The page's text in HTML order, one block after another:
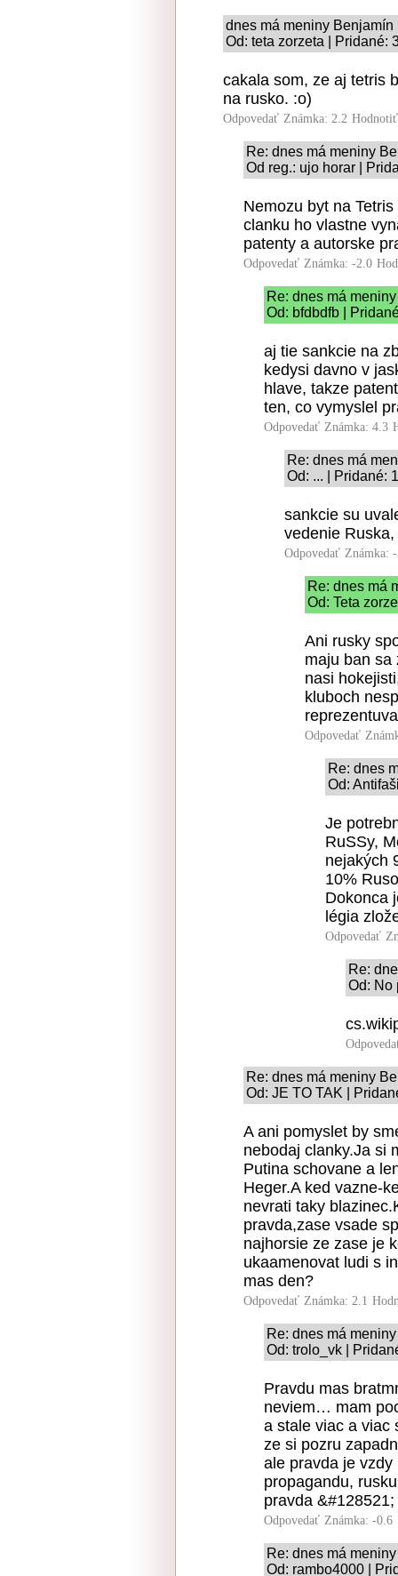
dnes má meniny Benjamín
Od: teta zorzeta | Pridané:
cakala som, ze aj tetris
na rusko. :o)
Odpovedať Známka: 2.2
Re: dnes má meniny
Od reg.: ujo horar |
Nemozu byt na
clanku ho vlastne
patenty a autorske
Odpovedať Známka: -2.0
Re: dnes má
Od: bfdbdfb |
aj tie sankcie na
kedysi davno v
hlave, takze
ten, co vymyslel
Odpovedať Známka: 4.3
Re: dnes má
Od: ... | Pridané:
sankcie su
vedenie
Odpovedať Známka:
Re: dnes má
Od: Teta
Ani rusky
maju ban sa
nasi
kluboch
Odpovedať
Re: dnes
Od:
Je
RuSSy,
nejakých
10%
Dokonca
légia
Odpovedať
Re:
Od: No
Re: dnes má meniny
Od: JE TO TAK |
A ani pomyslet by
nebodaj clanky.Ja si
Putina schovane a
Heger.A ked vazne-
nevrati taky
pravda,zase vsade
najhorsie ze zase je
ukaamenovat ludi s
mas den?
Odpovedať Známka: 2.1
Re: dnes má
Od: trolo_vk |
Pravdu mas
neviem… mam
a stale viac a viac
ze si pozru
ale pravda je
propagandu,
pravda &#128521;
Odpovedať Známka: -0.6
Re: dnes má
Od: rambo4000 |